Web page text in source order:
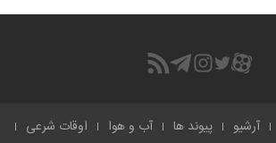
آرشیو پیوند ها آب و هوا
اوقات شرعی